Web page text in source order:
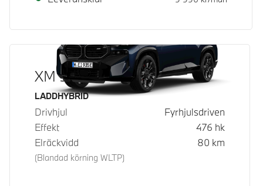
XM 50e
Bränsle
LADDHYBRID
Drivhjul
Fyrhjulsdriven
Effekt
476 hk
Elräckvidd
(Blandad körning WLTP)
80 km